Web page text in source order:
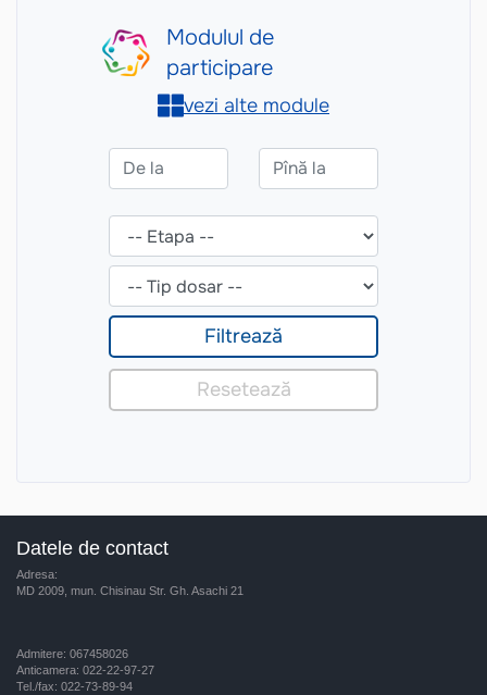
Datele de contact
Adresa:
MD 2009, mun. Chisinau Str. Gh. Asachi 21
Admitere: 067458026
Anticamera: 022-22-97-27
Tel./fax: 022-73-89-94